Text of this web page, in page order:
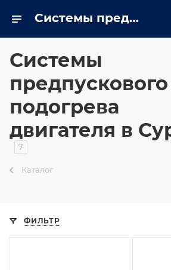
Системы предпускового подогрева двигателя в Сургуте - surgut.trustenergo.ru
Системы
предпускового
подогрева
двигателя в
7
Каталог
ФИЛЬТР